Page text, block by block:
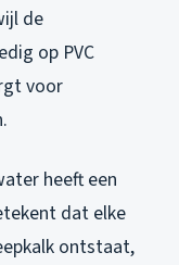
de
op PVC
voor
heeft een
dat elke
ontstaat,